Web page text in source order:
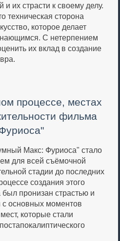
и их страсти к своему делу.
техническая сторона
которое делает
С нетерпением
их вклад в создание
процессе, местах
фильма
Макс: Фуриоса" стало
для всей съёмочной
стадии до последних
создания этого
был пронизан страстью и
основных моментов
которые стали